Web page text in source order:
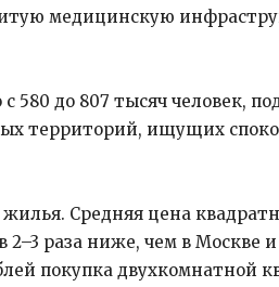
медицинскую
580 до 807 тысяч человек,
территорий, ищущих
Средняя цена
2–3 раза ниже, чем в Москве
покупка двухкомнатной